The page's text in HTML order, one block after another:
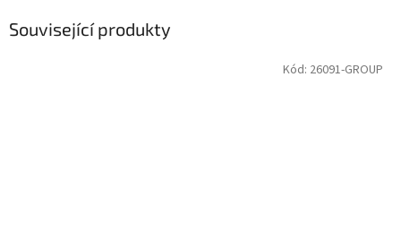
Související produkty
Kód: 26091-GROUP